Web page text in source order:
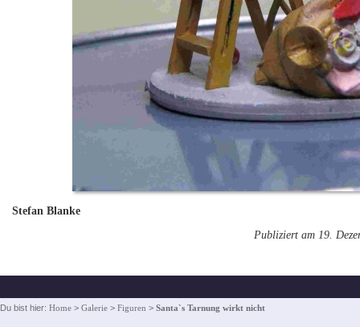
Stefan Blanke
Publiziert am 19.
Du bist hier: Home > Galerie > Figuren > Santa`s Tarnung wirkt nicht